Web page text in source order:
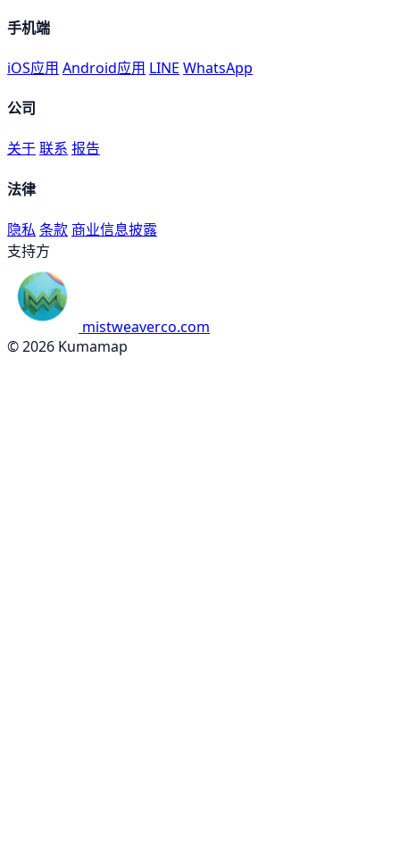
手机端
iOS应用 Android应用 LINE WhatsApp
公司
关于联系 报告
法律
隐私 条款 商业信息披露
支持方
mistweaverco.com
© 2026 Kumamap